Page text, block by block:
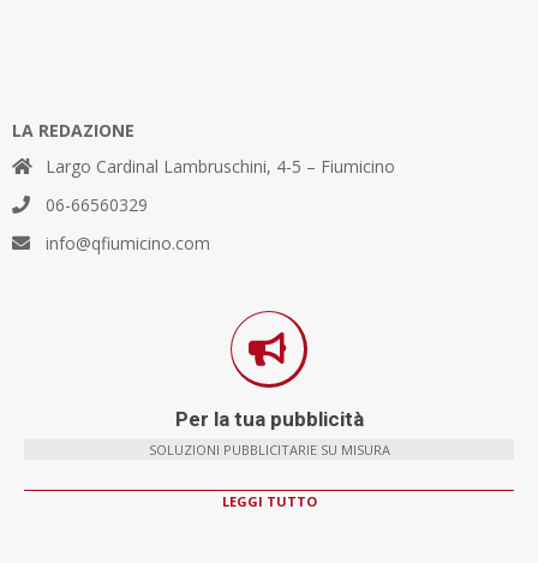
LA REDAZIONE
Largo Cardinal Lambruschini, 4-5 – Fiumicino
06-66560329
info@qfiumicino.com
Per la tua pubblicità
SOLUZIONI PUBBLICITARIE SU MISURA
LEGGI TUTTO